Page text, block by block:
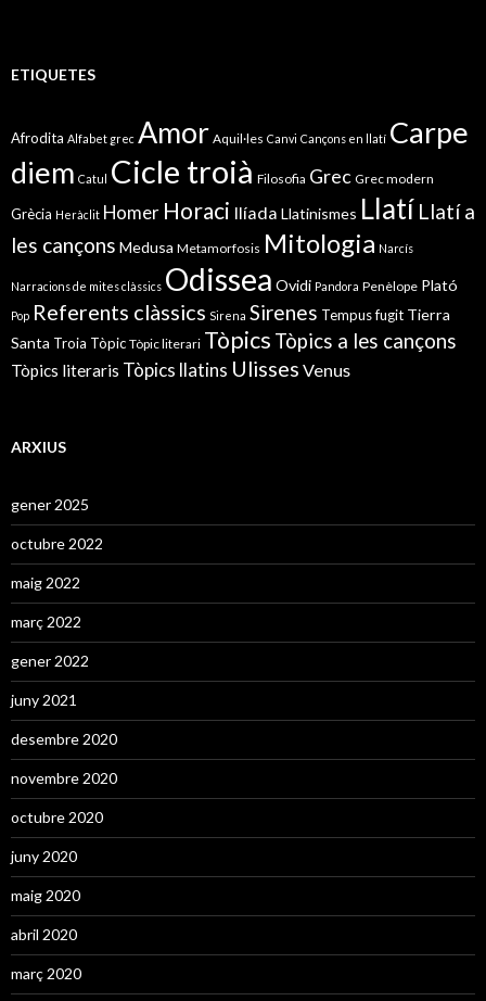
ETIQUETES
Afrodita Alfabet grec Amor Aquil·les Canvi Cançons en llatí Carpe
diem Catul Cicle troià Filosofia Grec Grec modern
Grècia Heràclit Homer Horaci Ilíada Llatinismes Llatí Llatí a
les cançons Medusa Metamorfosis Mitologia Narcís
Narracions de mites clàssics Odissea Ovidi Pandora Penèlope Plató
Pop Referents clàssics Sirena Sirenes Tempus fugit Tierra
Santa Troia Tòpic Tòpic literari Tòpics Tòpics a les cançons
Tòpics literaris Tòpics llatins Ulisses Venus
ARXIUS
gener 2025
octubre 2022
maig 2022
març 2022
gener 2022
juny 2021
desembre 2020
novembre 2020
octubre 2020
juny 2020
maig 2020
abril 2020
març 2020